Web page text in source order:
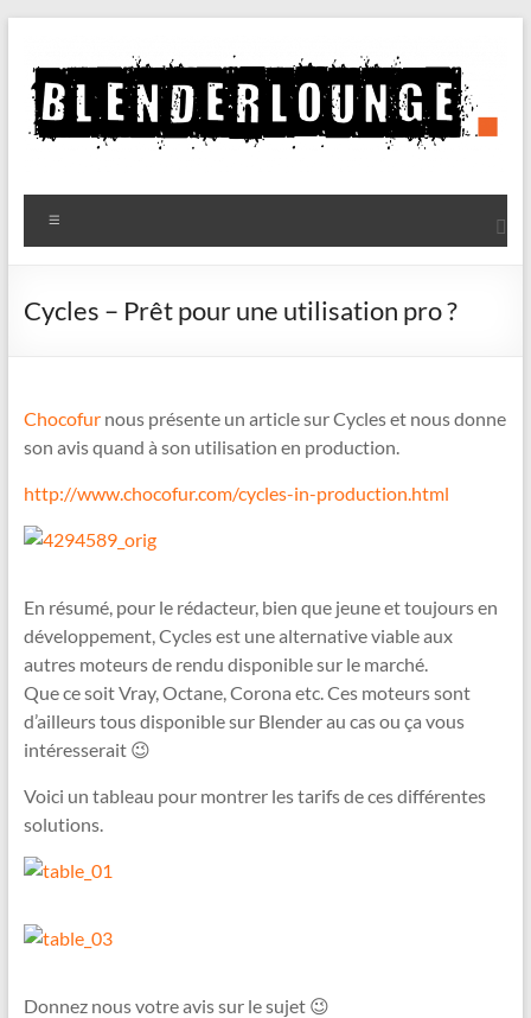
contenu
Blenderlounge
Le
de
Cycles – Prêt pour une utilisation pro ?
Chocofurnous présente un article sur Cycles et nous donne
son avis quand à son utilisation en production.
http://www.chocofur.com/cycles-in-production.html
En résumé, pour le rédacteur, bien que jeune et toujours en
développement, Cycles est une alternative viable aux
autres moteurs de rendu disponible sur le marché.
Que ce soit Vray, Octane, Corona etc. Ces moteurs sont
d’ailleurs tous disponible sur Blender au cas ou ça vous
intéresserait 😉
Voici un tableau pour montrer les tarifs de ces différentes
solutions.
Donnez nous votre avis sur le sujet 😉